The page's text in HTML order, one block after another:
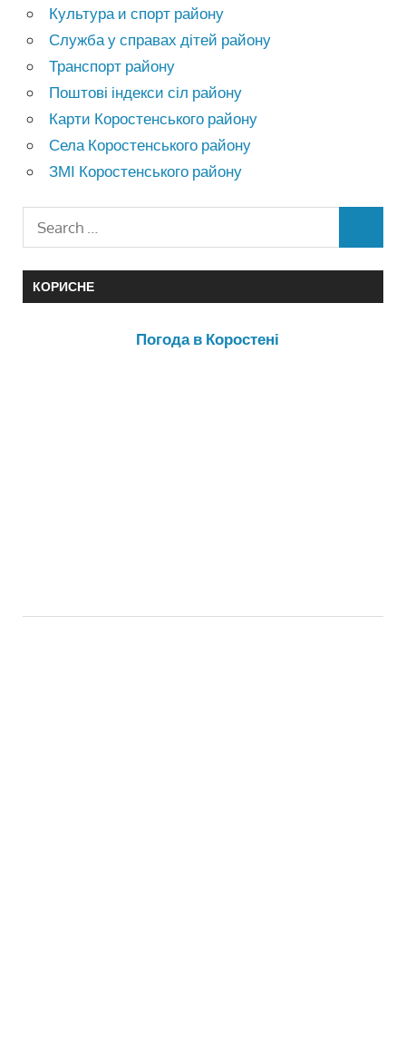
Культура и спорт району
Служба у справах дітей району
Транспорт району
Поштові індекси сіл району
Карти Коростенського району
Села Коростенського району
ЗМІ Коростенського району
КОРИСНЕ
Погода в Коростені